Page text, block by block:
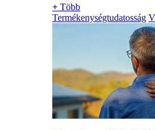
+ Több
Termékenységtudatosság